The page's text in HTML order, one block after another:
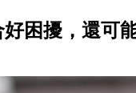
困擾，還可